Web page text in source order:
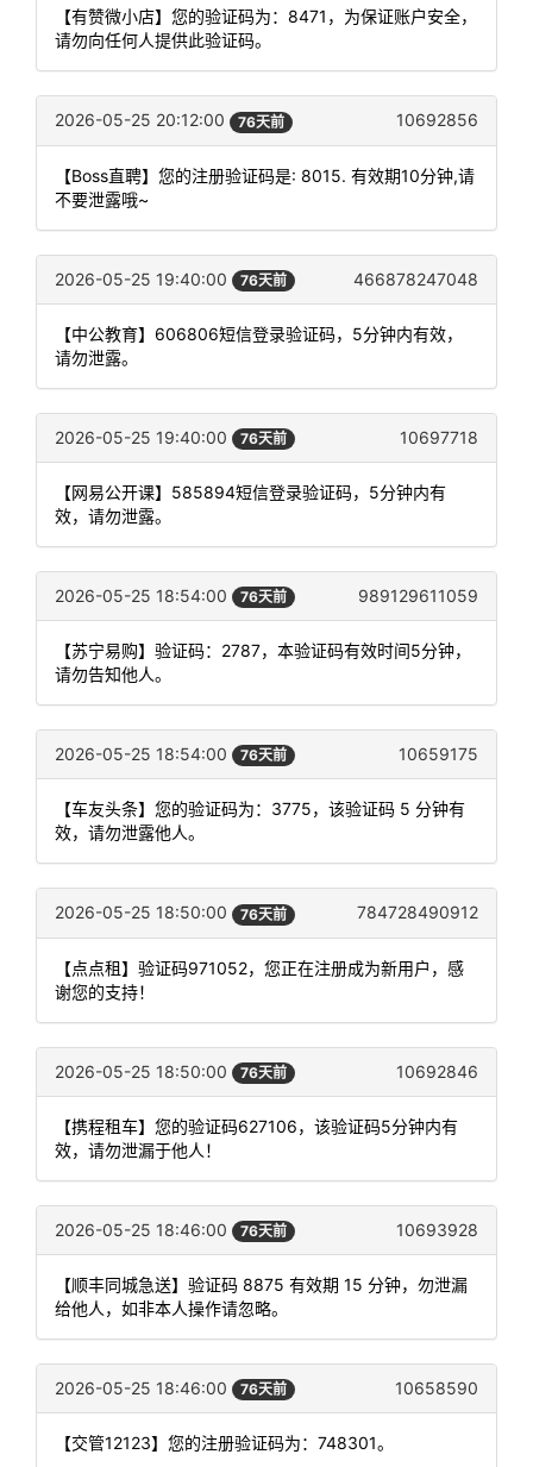
【有赞微小店】您的验证码为：8471，为保证账户安全，
请勿向任何人提供此验证码。
2026-05-25 20:12:00 76天前 10692856
【Boss直聘】您的注册验证码是: 8015. 有效期10分钟,请
不要泄露哦~
2026-05-25 19:40:00 76天前 466878247048
【中公教育】606806短信登录验证码，5分钟内有效，
请勿泄露。
2026-05-25 19:40:00 76天前 10697718
【网易公开课】585894短信登录验证码，5分钟内有
效，请勿泄露。
2026-05-25 18:54:00 76天前 989129611059
【苏宁易购】验证码：2787，本验证码有效时间5分钟，
请勿告知他人。
2026-05-25 18:54:00 76天前 10659175
【车友头条】您的验证码为：3775，该验证码 5 分钟有
效，请勿泄露他人。
2026-05-25 18:50:00 76天前 784728490912
【点点租】验证码971052，您正在注册成为新用户，感
谢您的支持！
2026-05-25 18:50:00 76天前 10692846
【携程租车】您的验证码627106，该验证码5分钟内有
效，请勿泄漏于他人！
2026-05-25 18:46:00 76天前 10693928
【顺丰同城急送】验证码 8875 有效期 15 分钟，勿泄漏
给他人，如非本人操作请忽略。
2026-05-25 18:46:00 76天前 10658590
【交管12123】您的注册验证码为：748301。